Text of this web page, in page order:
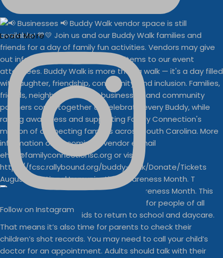
August is National Immunization Awareness Month. T
Load More
Follow on Instagram